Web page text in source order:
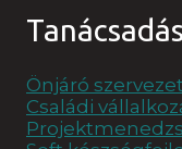
Tanácsadás
Önjáró
Családi